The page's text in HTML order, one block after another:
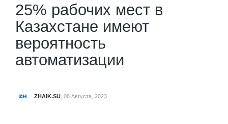
25% рабочих мест в
Казахстане имеют
вероятность
автоматизации
ZHAIK.SU 08 Августа, 2023